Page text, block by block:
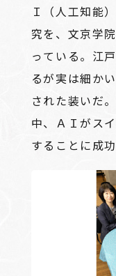
Ｉ（人工知能
究を、文京学
っている。江
るが実は細か
された装いだ
中、ＡＩがス
することに成功